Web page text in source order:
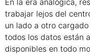
trabajar lejos del
un lado a otro
todos los datos están
disponibles en todo